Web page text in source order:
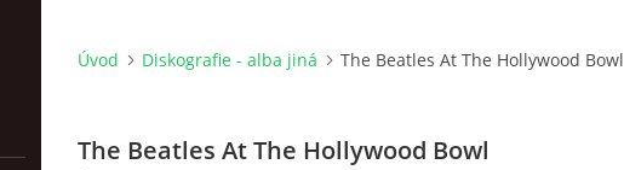
Úvod Diskografie - alba jiná The Beatles At The Hollywood Bowl
The Beatles At The Hollywood Bowl